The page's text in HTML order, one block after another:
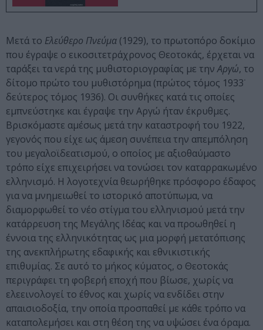
Μετά το Ελεύθερο Πνεύμα (1929), το πρωτοπόρο δοκίμιο
που έγραψε ο εικοσιτετράχρονος Θεοτοκάς, έρχεται να
ταράξει τα νερά της μυθιστοριογραφίας με τηνΑργώ, το
δίτομο πρώτο του μυθιστόρημα (πρώτος τόμος 1933˙
δεύτερος τόμος 1936). Οι συνθήκες κατά τις οποίες
εμπνεύστηκε και έγραψε την Αργώ ήταν έκρυθμες.
Βρισκόμαστε αμέσως μετά την καταστροφή του 1922,
γεγονός που είχε ως άμεση συνέπεια την απεμπόληση
του μεγαλοϊδεατισμού, ο οποίος με αξιοθαύμαστο
τρόπο είχε επιχειρήσει να τονώσει τον καταρρακωμένο
ελληνισμό. Η λογοτεχνία θεωρήθηκε πρόσφορο έδαφος
για να μνημειωθεί το ιστορικό αποτύπωμα, να
διαμορφωθεί το νέο στίγμα του ελληνισμού μετά την
κατάρρευση της Μεγάλης Ιδέας και να προωθηθεί η
έννοια της ελληνικότητας ως μια μορφή μετατόπισης
της ανεκπλήρωτης εδαφικής και εθνικιστικής
επιθυμίας. Σε αυτό το μήκος κύματος, ο Θεοτοκάς
περιγράφει τη φοβερή εποχή που βίωσε, χωρίς να
ελεεινολογεί το έθνος και χωρίς να ενδίδει στην
απαισιοδοξία, την οποία προσπαθεί με κάθε τρόπο να
καταπολεμήσει και στη θέση της να υψώσει ένα όραμα.